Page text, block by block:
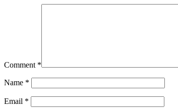
Comment *
Name *
Email *